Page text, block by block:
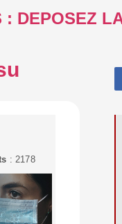
: DEPOSEZ
: 2178